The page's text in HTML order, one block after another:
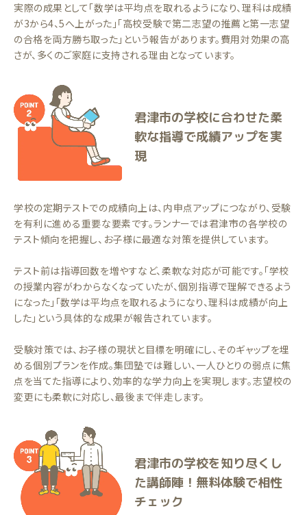
実際の成果として「数学は平均点を取れるようになり、理科は成績
が3から4、5へ上がった」「高校受験で第二志望の推薦と第一志望
の合格を両方勝ち取った」という報告があります。費用対効果の高
さが、多くのご家庭に支持される理由となっています。
君津市の学校に合わせた柔
軟な指導で成績アップを実
現
学校の定期テストでの成績向上は、内申点アップにつながり、受験
を有利に進める重要な要素です。ランナーでは君津市の各学校の
テスト傾向を把握し、お子様に最適な対策を提供しています。
テスト前は指導回数を増やすなど、柔軟な対応が可能です。「学校
の授業内容がわからなくなっていたが、個別指導で理解できるよう
になった」「数学は平均点を取れるようになり、理科は成績が向上
した」という具体的な成果が報告されています。
受験対策では、お子様の現状と目標を明確にし、そのギャップを埋
める個別プランを作成。集団塾では難しい、一人ひとりの弱点に焦
点を当てた指導により、効率的な学力向上を実現します。志望校の
変更にも柔軟に対応し、最後まで伴走します。
君津市の学校を知り尽くし
た講師陣！無料体験で相性
チェック